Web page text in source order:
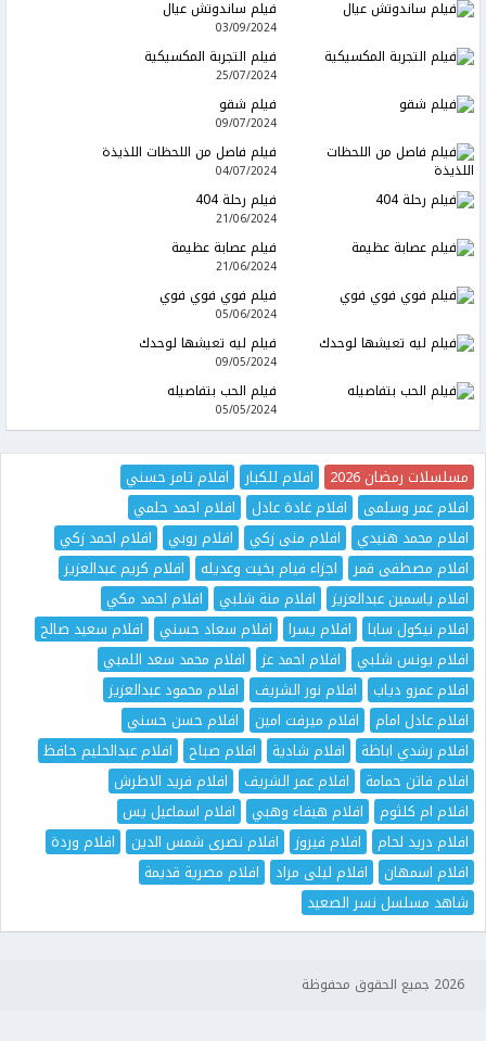
فيلم ساندوتش عيال
03/09/2024
فيلم التجربة المكسيكية
25/07/2024
فيلم شقو
09/07/2024
فيلم فاصل من اللحظات اللذيذة
04/07/2024
فيلم رحلة 404
21/06/2024
فيلم عصابة عظيمة
21/06/2024
فيلم فوي فوي فوي
05/06/2024
فيلم ليه تعيشها لوحدك
09/05/2024
فيلم الحب بتفاصيله
05/05/2024
مسلسلات رمضان 2026 افلام للكبار
افلام تامر حسني
افلام عمر وسلمى
افلام غادة عادل
افلام احمد حلمي
افلام محمد هنيدي
افلام منى زكي افلام روبي
افلام احمد زكي
افلام مصطفى قمر
اجزاء فيام بخيت وعديله
افلام كريم عبدالعزيز
افلام ياسمين عبدالعزيز
افلام منة شلبي
افلام احمد مكي
افلام نيكول سابا
افلام يسرا افلام سعاد حسني
افلام سعيد صالح
افلام يونس شلبي
افلام احمد عز
افلام محمد سعد اللمبي
افلام عمرو دياب
افلام نور الشريف
افلام محمود عبدالعزيز
افلام عادل امام
افلام ميرفت امين
افلام حسن حسني
افلام رشدي اباظة
افلام شادية افلام صباح
افلام عبدالحليم حافظ
افلام فاتن حمامة
افلام عمر الشريف
افلام فريد الاطرش
افلام ام كلثوم
افلام هيفاء وهبي
افلام اسماعيل يس
افلام دريد لحام
افلام فيروز افلام نصرى شمس الدين
افلام وردة
افلام اسمهان
افلام ليلى مراد
افلام مصرية قديمة
شاهد مسلسل نسر الصعيد
2026 جميع الحقوق محفوظة